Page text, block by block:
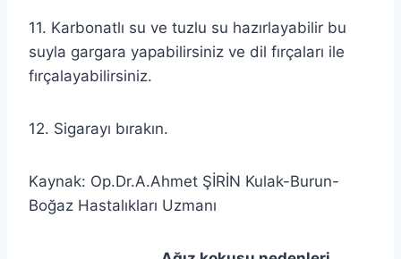
11. Karbonatlı su ve tuzlu su hazırlayabilir bu
suyla gargara yapabilirsiniz ve dil fırçaları ile
fırçalayabilirsiniz.
12. Sigarayı bırakın.
Kaynak: Op.Dr.A.Ahmet ŞİRİN Kulak-Burun-
Boğaz Hastalıkları Uzmanı